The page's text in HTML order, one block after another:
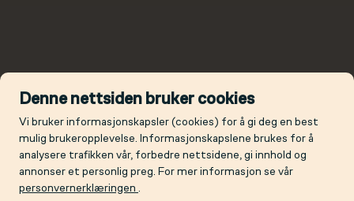
Denne nettsiden bruker cookies
Vi bruker informasjonskapsler (cookies) for å gi deg en best
mulig brukeropplevelse. Informasjonskapslene brukes for å
analysere trafikken vår, forbedre nettsidene, gi innhold og
annonser et personlig preg. For mer informasjon se vår
personvernerklæringen .